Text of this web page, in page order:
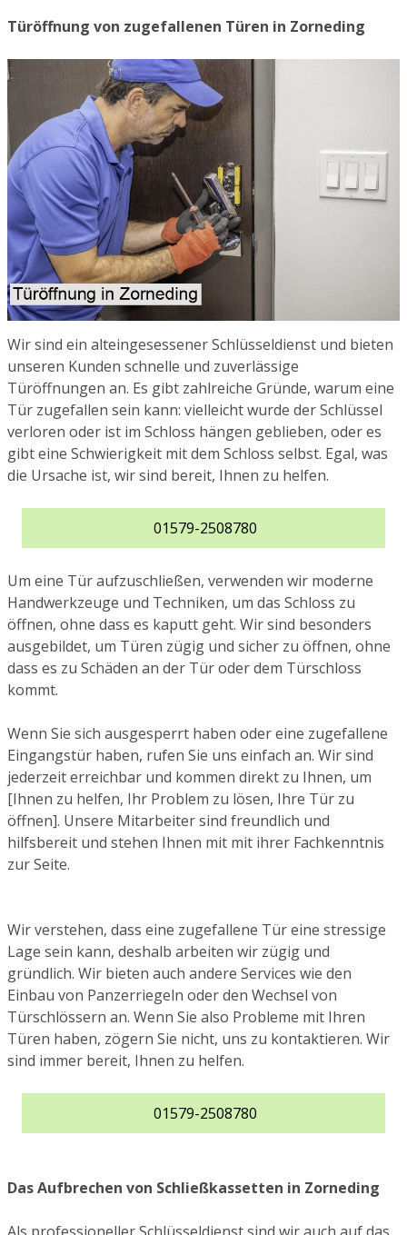
Türöffnung von zugefallenen Türen in Zorneding
Wir sind ein alteingesessener Schlüsseldienst und bieten
unseren Kunden schnelle und zuverlässige
Türöffnungen an. Es gibt zahlreiche Gründe, warum eine
Tür zugefallen sein kann: vielleicht wurde der Schlüssel
verloren oder ist im Schloss hängen geblieben, oder es
gibt eine Schwierigkeit mit dem Schloss selbst. Egal, was
die Ursache ist, wir sind bereit, Ihnen zu helfen.
01579-2508780
Um eine Tür aufzuschließen, verwenden wir moderne
Handwerkzeuge und Techniken, um das Schloss zu
öffnen, ohne dass es kaputt geht. Wir sind besonders
ausgebildet, um Türen zügig und sicher zu öffnen, ohne
dass es zu Schäden an der Tür oder dem Türschloss
kommt.
Wenn Sie sich ausgesperrt haben oder eine zugefallene
Eingangstür haben, rufen Sie uns einfach an. Wir sind
jederzeit erreichbar und kommen direkt zu Ihnen, um
[Ihnen zu helfen, Ihr Problem zu lösen, Ihre Tür zu
öffnen]. Unsere Mitarbeiter sind freundlich und
hilfsbereit und stehen Ihnen mit mit ihrer Fachkenntnis
zur Seite.
Wir verstehen, dass eine zugefallene Tür eine stressige
Lage sein kann, deshalb arbeiten wir zügig und
gründlich. Wir bieten auch andere Services wie den
Einbau von Panzerriegeln oder den Wechsel von
Türschlössern an. Wenn Sie also Probleme mit Ihren
Türen haben, zögern Sie nicht, uns zu kontaktieren. Wir
sind immer bereit, Ihnen zu helfen.
01579-2508780
Das Aufbrechen von Schließkassetten in Zorneding